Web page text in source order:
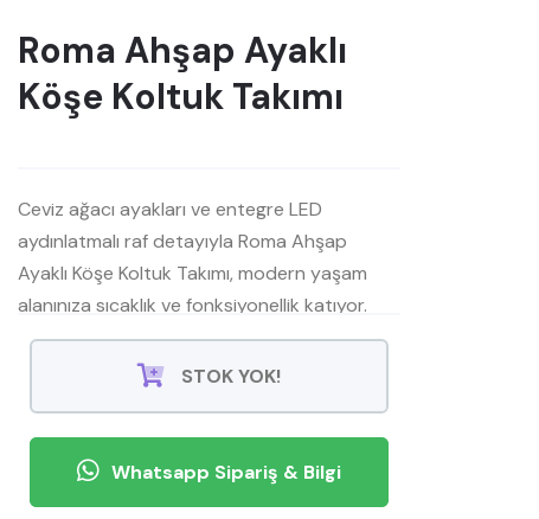
Roma Ahşap Ayaklı
Köşe Koltuk Takımı
Ceviz ağacı ayakları ve entegre LED
aydınlatmalı raf detayıyla Roma Ahşap
Ayaklı Köşe Koltuk Takımı, modern yaşam
alanınıza sıcaklık ve fonksiyonellik katıyor.
STOK YOK!
Whatsapp Sipariş & Bilgi